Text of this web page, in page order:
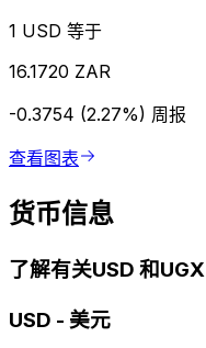
1 USD 等于
16.1720 ZAR
-0.3754 (2.27%) 周报
查看图表
货币信息
了解有关USD 和UGX
USD - 美元